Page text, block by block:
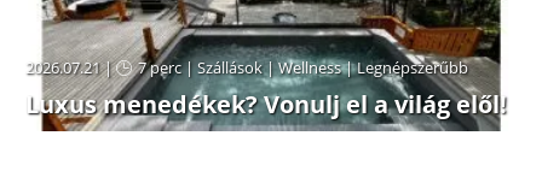
2026.07.21 | 7 perc|Szállások|Wellness|Legnépszerűbb
Luxus menedékek? Vonulj el a világ elől!